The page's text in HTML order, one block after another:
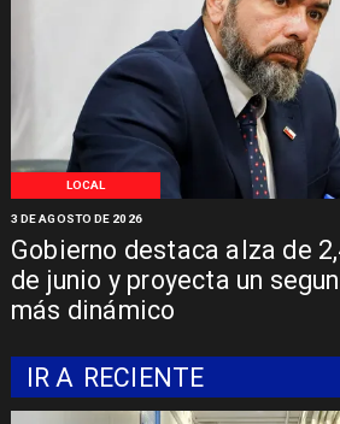
LOCAL
Gobierno destaca alza de
de junio y proyecta un
más dinámico
3 DE AGOSTO DE 2026
IR A RECIENTE